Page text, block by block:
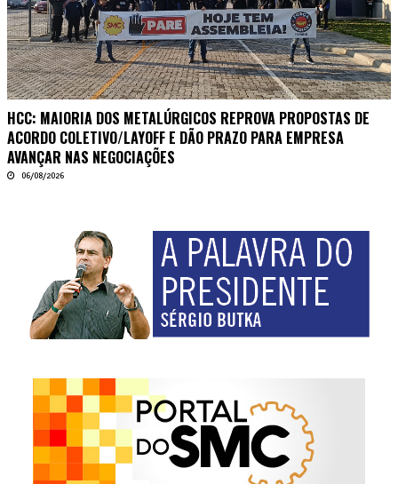
HCC: MAIORIA DOS METALÚRGICOS REPROVA PROPOSTAS DE
ACORDO COLETIVO/LAYOFF E DÃO PRAZO PARA EMPRESA
AVANÇAR NAS NEGOCIAÇÕES
06/08/2026